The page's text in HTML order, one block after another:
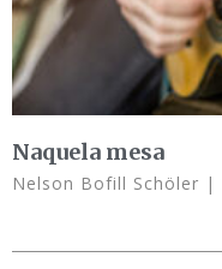
Naquela mesa
Nelson Bofill Schöler